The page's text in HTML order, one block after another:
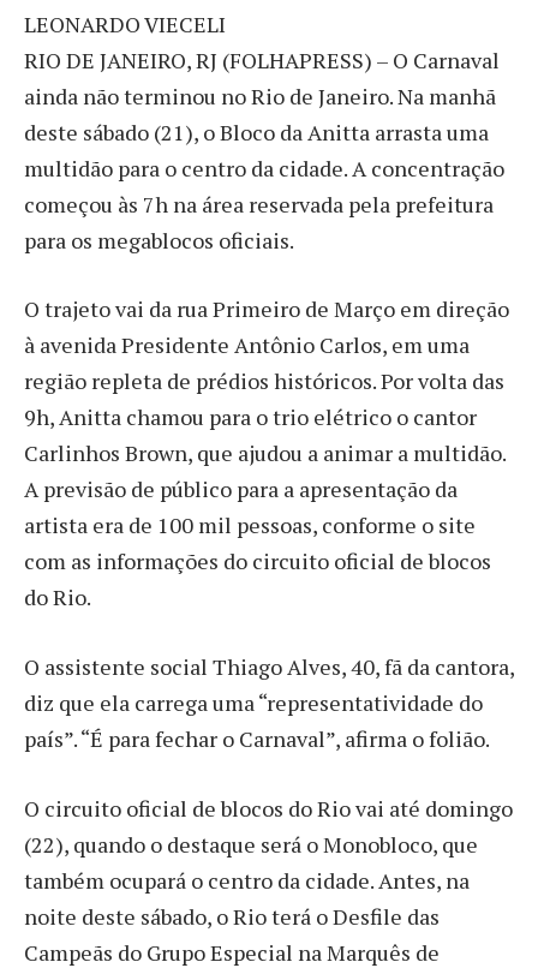
LEONARDO VIECELI
RIO DE JANEIRO, RJ (FOLHAPRESS) – O Carnaval
ainda não terminou no Rio de Janeiro. Na manhã
deste sábado (21), o Bloco da Anitta arrasta uma
multidão para o centro da cidade. A concentração
começou às 7h na área reservada pela prefeitura
para os megablocos oficiais.
O trajeto vai da rua Primeiro de Março em direção
à avenida Presidente Antônio Carlos, em uma
região repleta de prédios históricos. Por volta das
9h, Anitta chamou para o trio elétrico o cantor
Carlinhos Brown, que ajudou a animar a multidão.
A previsão de público para a apresentação da
artista era de 100 mil pessoas, conforme o site
com as informações do circuito oficial de blocos
do Rio.
O assistente social Thiago Alves, 40, fã da cantora,
diz que ela carrega uma “representatividade do
país”. “É para fechar o Carnaval”, afirma o folião.
O circuito oficial de blocos do Rio vai até domingo
(22), quando o destaque será o Monobloco, que
também ocupará o centro da cidade. Antes, na
noite deste sábado, o Rio terá o Desfile das
Campeãs do Grupo Especial na Marquês de